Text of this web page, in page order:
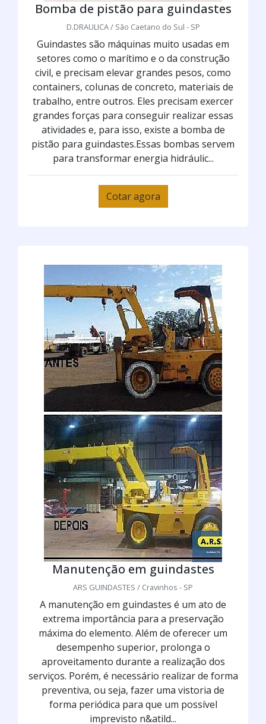
Bomba de pistão para guindastes
D.DRAULICA / São Caetano do Sul - SP
Guindastes são máquinas muito usadas em
setores como o marítimo e o da construção
civil, e precisam elevar grandes pesos, como
containers, colunas de concreto, materiais de
trabalho, entre outros. Eles precisam exercer
grandes forças para conseguir realizar essas
atividades e, para isso, existe a bomba de
pistão para guindastes.Essas bombas servem
para transformar energia hidráulic...
Cotar agora
Manutenção em guindastes
ARS GUINDASTES / Cravinhos - SP
A manutenção em guindastes é um ato de
extrema importância para a preservação
máxima do elemento. Além de oferecer um
desempenho superior, prolonga o
aproveitamento durante a realização dos
serviços. Porém, é necessário realizar de forma
preventiva, ou seja, fazer uma vistoria de
forma periódica para que um possível
imprevisto n&atild...